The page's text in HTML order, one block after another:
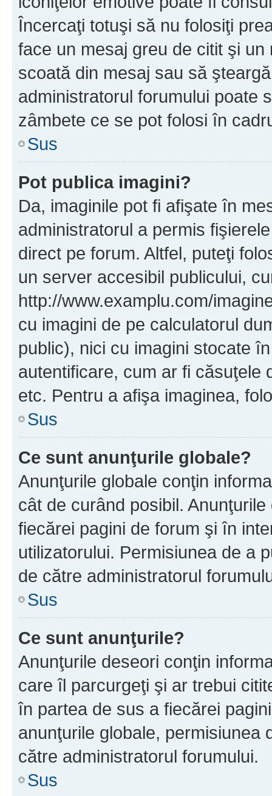
Încercaţi totuşi să nu folosiţi
face un mesaj greu de citit şi
scoată din mesaj sau să
administratorul forumului poate
zâmbete ce se pot folosi în
Sus
Pot publica imagini?
Da, imaginile pot fi afişate în
administratorul a permis
direct pe forum. Altfel, puteţi
un server accesibil publicului,
http://www.examplu.com/
cu imagini de pe calculatorul
public), nici cu imagini stocate
autentificare, cum ar fi căsuţele
etc. Pentru a afişa imaginea,
Sus
Ce sunt anunţurile globale?
Anunţurile globale conţin
cât de curând posibil.
fiecărei pagini de forum şi în
utilizatorului. Permisiunea de a
de către administratorul
Sus
Ce sunt anunţurile?
Anunţurile deseori conţin
care îl parcurgeţi şi ar trebui
în partea de sus a fiecărei
anunţurile globale, permisiunea
către administratorul forumului.
Sus